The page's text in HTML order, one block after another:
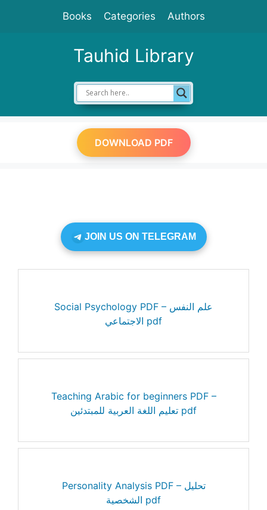
Books Categories Authors
Tauhid Library
DOWNLOAD PDF
JOIN US ON TELEGRAM
Social Psychology PDF – علم النفس
الاجتماعي pdf
Teaching Arabic for beginners PDF –
تعليم اللغة العربية للمبتدئين pdf
Personality Analysis PDF – تحليل
الشخصية pdf